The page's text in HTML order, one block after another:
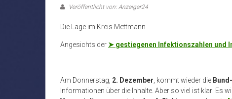
Veröffentlicht von: Anzeiger24
Die Lage im Kreis Mettmann
Angesichts der ➤ gestiegenen Infektionszahlen und
Am Donnerstag, 2. Dezember , kommt wieder die
Informationen über die Inhalte. Aber so viel ist klar: Es